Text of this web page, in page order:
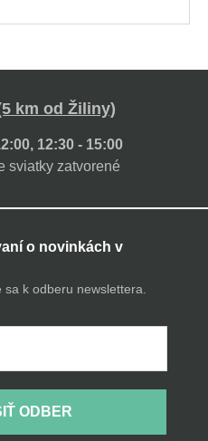
km od Žiliny)
12:30 - 15:00
sviatky zatvorené
o novinkách v
k odberu newslettera.
ODBER